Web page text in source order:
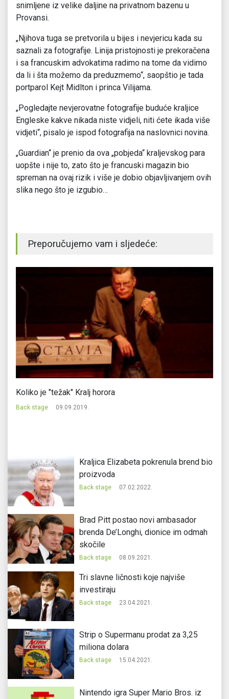
snimljene iz velike daljine na privatnom bazenu u
Provansi.
„Njihova tuga se pretvorila u bijes i nevjericu kada su
saznali za fotografije. Linija pristojnosti je prekoračena
i sa francuskim advokatima radimo na tome da vidimo
da li i šta možemo da preduzmemo“, saopštio je tada
portparol Kejt Midlton i princa Vilijama.
„Pogledajte nevjerovatne fotografije buduće kraljice
Engleske kakve nikada niste vidjeli, niti ćete ikada više
vidjeti“, pisalo je ispod fotografija na naslovnici novina.
„Guardian“ je prenio da ova „pobjeda“ kraljevskog para
uopšte i nije to, zato što je francuski magazin bio
spreman na ovaj rizik i više je dobio objavljivanjem ovih
slika nego što je izgubio…
Preporučujemo vam i sljedeće:
Koliko je "težak" Kralj horora
Back stage 09.09.2019.
Kraljica Elizabeta pokrenula brend bio
proizvoda
Back stage 07.02.2022.
Brad Pitt postao novi ambasador
brenda De’Longhi, dionice im odmah
skočile
Back stage 08.09.2021.
Tri slavne ličnosti koje najviše
investiraju
Back stage 23.04.2021.
Strip o Supermanu prodat za 3,25
miliona dolara
Back stage 15.04.2021.
Nintendo igra Super Mario Bros. iz